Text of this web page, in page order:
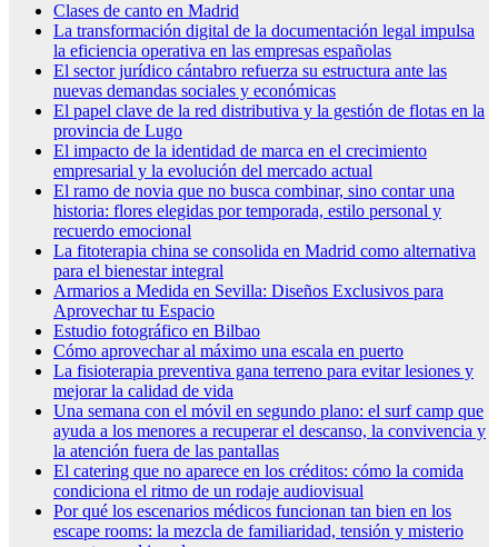
Clases de canto en Madrid
La transformación digital de la documentación legal impulsa
la eficiencia operativa en las empresas españolas
El sector jurídico cántabro refuerza su estructura ante las
nuevas demandas sociales y económicas
El papel clave de la red distributiva y la gestión de flotas en la
provincia de Lugo
El impacto de la identidad de marca en el crecimiento
empresarial y la evolución del mercado actual
El ramo de novia que no busca combinar, sino contar una
historia: flores elegidas por temporada, estilo personal y
recuerdo emocional
La fitoterapia china se consolida en Madrid como alternativa
para el bienestar integral
Armarios a Medida en Sevilla: Diseños Exclusivos para
Aprovechar tu Espacio
Estudio fotográfico en Bilbao
Cómo aprovechar al máximo una escala en puerto
La fisioterapia preventiva gana terreno para evitar lesiones y
mejorar la calidad de vida
Una semana con el móvil en segundo plano: el surf camp que
ayuda a los menores a recuperar el descanso, la convivencia y
la atención fuera de las pantallas
El catering que no aparece en los créditos: cómo la comida
condiciona el ritmo de un rodaje audiovisual
Por qué los escenarios médicos funcionan tan bien en los
escape rooms: la mezcla de familiaridad, tensión y misterio